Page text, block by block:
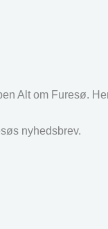
Alt om Furesø.
nyhedsbrev.